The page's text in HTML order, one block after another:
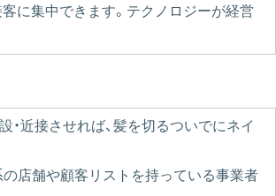
に集中できます。テクノロジーが経営
近接させれば、髪を切るついでにネイ
店舗や顧客リストを持っている事業者